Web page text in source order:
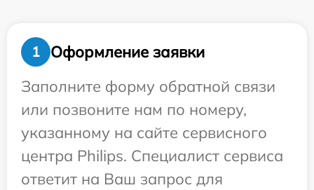
1
Оформление заявки
Заполните форму обратной связи
или позвоните нам по номеру,
указанному на сайте сервисного
центра Philips. Специалист сервиса
ответит на Ваш запрос для